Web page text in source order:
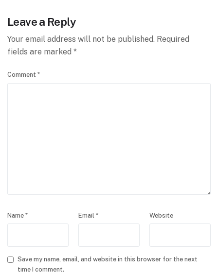
Leave a Reply
Your email address will not be published. Required
fields are marked *
Comment *
Name * Email * Website
Save my name, email, and website in this browser for the next
time I comment.